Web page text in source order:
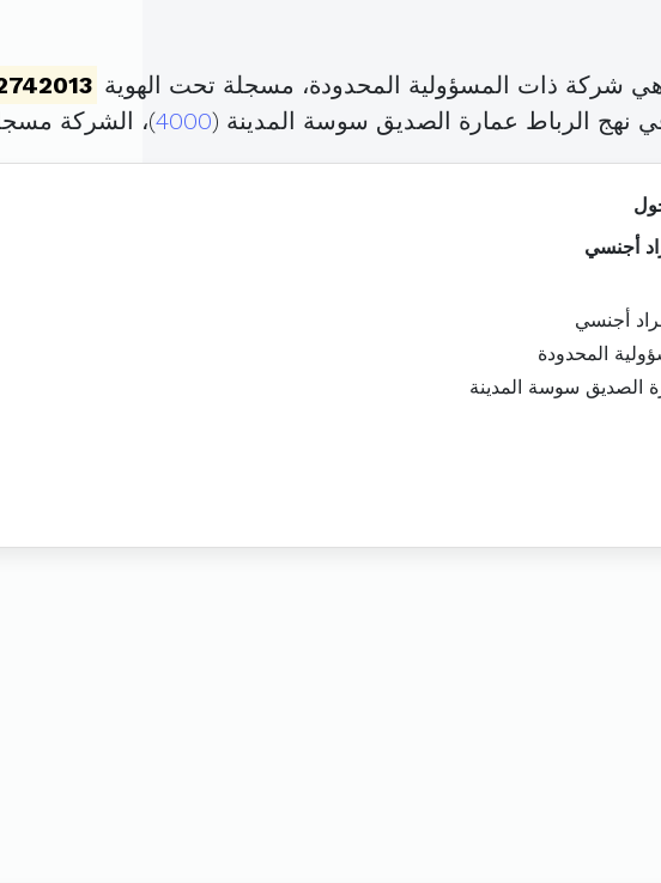
شركة ذات المسؤولية المحدودة، مسجلة تحت الهوية
نهج الرباط عمارة الصديق سوسة المدينة (4000)، الشركة
أجنسي
أجنسي
المحدودة
الصديق سوسة المدينة